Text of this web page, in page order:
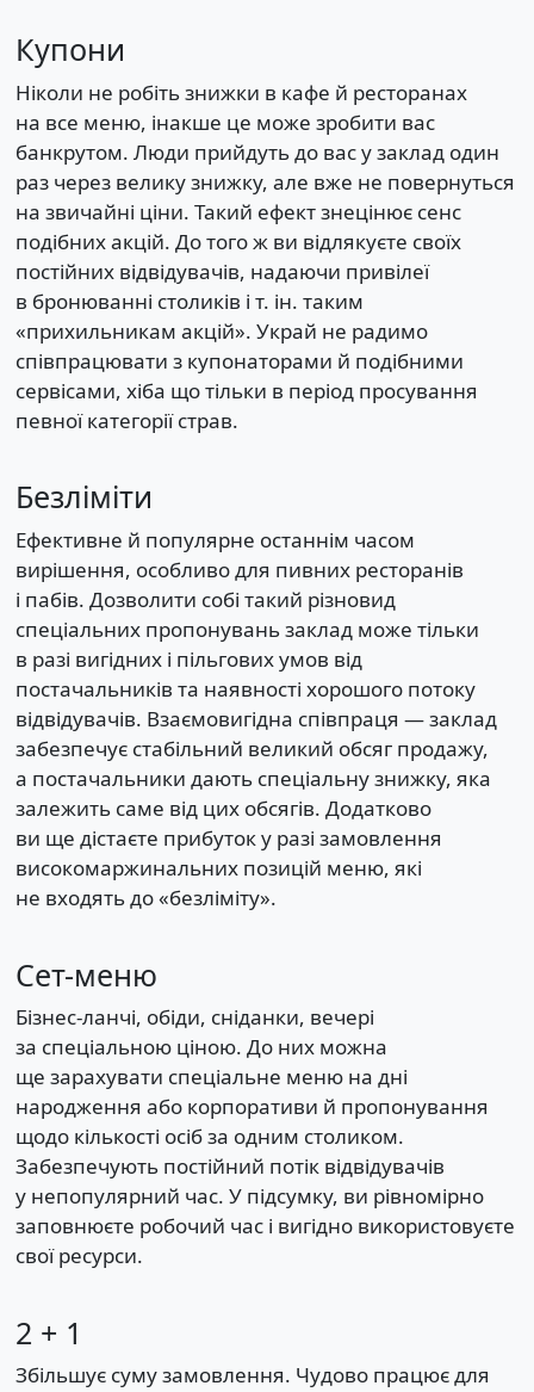
Купони
Ніколи не робіть знижки в кафе й ресторанах
на все меню, інакше це може зробити вас
банкрутом. Люди прийдуть до вас у заклад один
раз через велику знижку, але вже не повернуться
на звичайні ціни. Такий ефект знецінює сенс
подібних акцій. До того ж ви відлякуєте своїх
постійних відвідувачів, надаючи привілеї
в бронюванні столиків і т. ін. таким
«прихильникам акцій». Украй не радимо
співпрацювати з купонаторами й подібними
сервісами, хіба що тільки в період просування
певної категорії страв.
Безліміти
Ефективне й популярне останнім часом
вирішення, особливо для пивних ресторанів
і пабів. Дозволити собі такий різновид
спеціальних пропонувань заклад може тільки
в разі вигідних і пільгових умов від
постачальників та наявності хорошого потоку
відвідувачів. Взаємовигідна співпраця — заклад
забезпечує стабільний великий обсяг продажу,
а постачальники дають спеціальну знижку, яка
залежить саме від цих обсягів. Додатково
ви ще дістаєте прибуток у разі замовлення
високомаржинальних позицій меню, які
не входять до «безліміту».
Сет-меню
Бізнес-ланчі, обіди, сніданки, вечері
за спеціальною ціною. До них можна
ще зарахувати спеціальне меню на дні
народження або корпоративи й пропонування
щодо кількості осіб за одним столиком.
Забезпечують постійний потік відвідувачів
у непопулярний час. У підсумку, ви рівномірно
заповнюєте робочий час і вигідно використовуєте
свої ресурси.
2 + 1
Збільшує суму замовлення. Чудово працює для